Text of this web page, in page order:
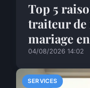
Top 5
traiteur de
mariage
04/08/2026 14:02
SERVICES